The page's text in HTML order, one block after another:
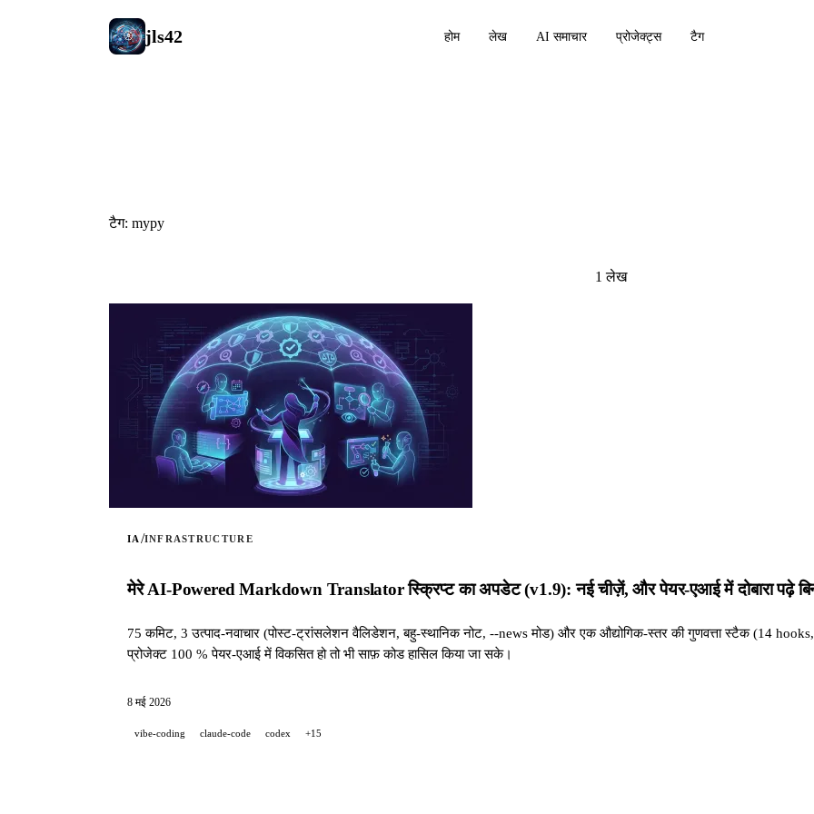
jls42 होम लेख AI समाचार प्रोजेक्ट्स टैग
टैग: mypy
1 लेख
IA /INFRASTRUCTURE
मेरे AI-Powered Markdown Translator स्क्रिप्ट का अपडेट (v1.9): नई चीज़ें, और पेयर-एआई में दोबारा पढ़े
75 कमिट, 3 उत्पाद-नवाचार (पोस्ट-ट्रांसलेशन वैलिडेशन, बहु-स्थानिक नोट, --news मोड) और एक औद्योगिक-स्तर की गुणवत्ता स्टैक (14 hooks,
प्रोजेक्ट 100 % पेयर-एआई में विकसित हो तो भी साफ़ कोड हासिल किया जा सके।
8 मई 2026
vibe-coding claude-code codex +15